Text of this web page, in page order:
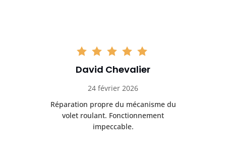
David Chevalier
24 février 2026
Réparation propre du mécanisme du
volet roulant. Fonctionnement
impeccable.